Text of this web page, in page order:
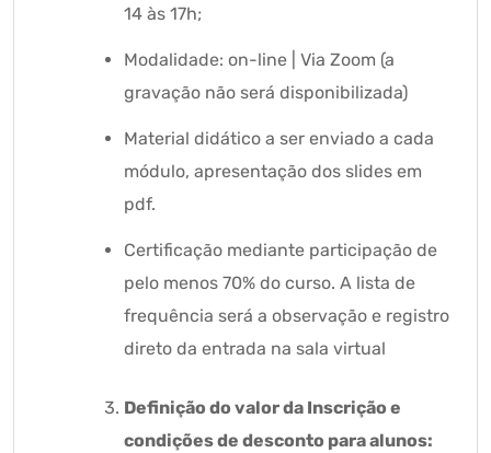
14 às 17h;
Modalidade: on-line | Via Zoom (a
gravação não será disponibilizada)
Material didático a ser enviado a cada
módulo, apresentação dos slides em
pdf.
Certificação mediante participação de
pelo menos 70% do curso. A lista de
frequência será a observação e registro
direto da entrada na sala virtual
Definição do valor da Inscrição e
condições de desconto para alunos: